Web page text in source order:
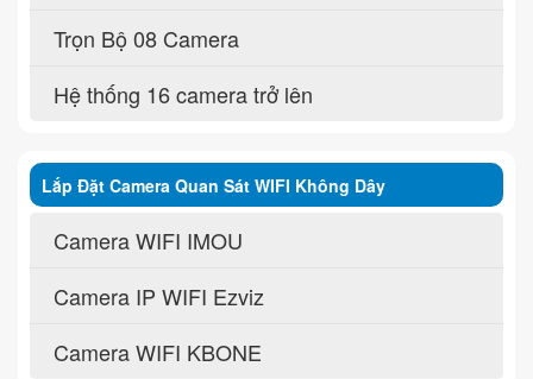
Trọn Bộ 08 Camera
Hệ thống 16 camera trở lên
Lắp Đặt Camera Quan Sát WIFI Không Dây
Camera WIFI IMOU
Camera IP WIFI Ezviz
Camera WIFI KBONE